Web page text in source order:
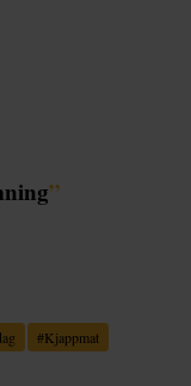
”
#Kjappmat